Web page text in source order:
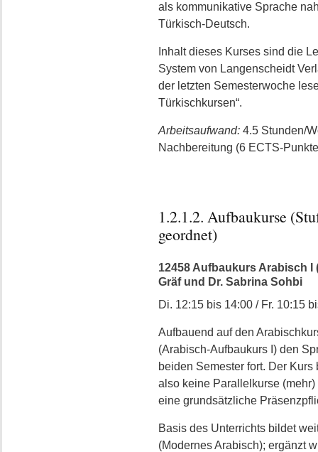
als kommunikative Sprache
Türkisch-Deutsch.
Inhalt dieses Kurses sind die
System von Langenscheidt
der letzten Semesterwoche
Türkischkursen“.
Arbeitsaufwand:4.5 Stunden/
Nachbereitung (6 ECTS-
1.2.1.2. Aufbaukurse
geordnet)
12458 Aufbaukurs Arabisch I
Gräf und Dr. Sabrina Sohbi
Di. 12:15 bis 14:00 / Fr. 10:15
Aufbauend auf den
(Arabisch-Aufbaukurs I) den
beiden Semester fort. Der
also keine Parallelkurse
eine grundsätzliche
Basis des Unterrichts bildet
(Modernes Arabisch); ergänzt